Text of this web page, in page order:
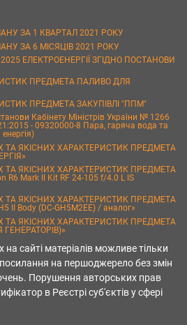
ЗА 1 КВАРТАЛ 2021 РОКУ
ЗА 6 МІСЯЦІВ 2021 РОКУ
ЕЛЕКТРОЕНЕРГІЇ ЗГІДНО ПОСТАНОВИ
ПРЕДМЕТА ПАЛИВО ДЛЯ
ПРЕДМЕТА ЗАКУПІВЛІ "ППМ"
Кабінету Міністрів України № 1266
- 09320000-8 Пара, гаряча вода та
ТА ЯКІСНИХ ХАРАКТЕРИСТИК ПРЕДМЕТА
ТА ЯКІСНИХ ХАРАКТЕРИСТИК ПРЕДМЕТА
R6 Mark II Kit RF 24-105 f/4.0 L IS
ТА ЯКІСНИХ ХАРАКТЕРИСТИК ПРЕДМЕТА
II Body (DC-GH5M2EE) / аналог»
ТА ЯКІСНИХ ХАРАКТЕРИСТИК ПРЕДМЕТА
ГЕНЕРАТОРІВ)»
сайті матеріалів можливе тільки
на першоджерело без змін
Порушення авторських прав
в Реєстрі суб'єктів у сфері